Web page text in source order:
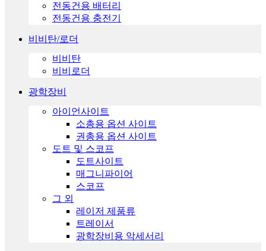
전동건용 배터리
전동건용 충전기
비비탄/로더
비비탄
비비로더
광학장비
아이언사이트
소총용 옵션 사이트
권총용 옵션 사이트
도트 및 스코프
도트사이트
매그니파이어
스코프
그 외
레이저 제품류
트레이서
광학장비용 악세서리